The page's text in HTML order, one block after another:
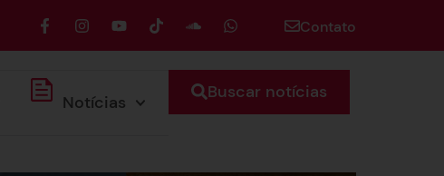
Contato
Notícias Buscar notícias